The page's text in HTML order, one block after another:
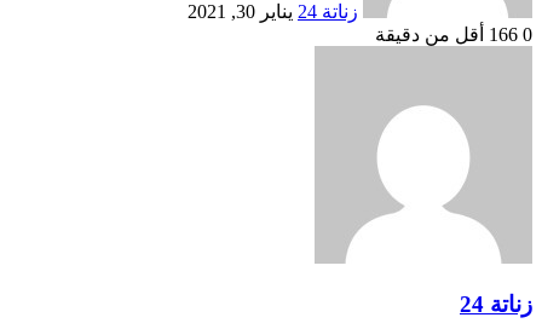
زناتة 24
يناير 30, 2021
0
أقل من دقيقة
زناتة 24